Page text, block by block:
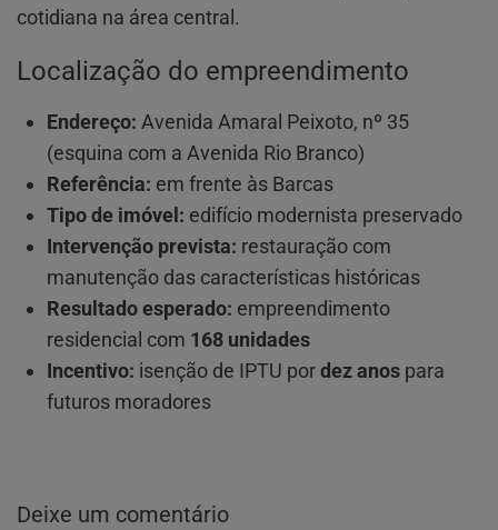
cotidiana na área central.
Localização do empreendimento
Endereço: Avenida Amaral Peixoto, nº 35
(esquina com a Avenida Rio Branco)
Referência: em frente às Barcas
Tipo de imóvel: edifício modernista preservado
Intervenção prevista: restauração com
manutenção das características históricas
Resultado esperado: empreendimento
residencial com 168 unidades
Incentivo: isenção de IPTU pordez anos para
futuros moradores
Deixe um comentário